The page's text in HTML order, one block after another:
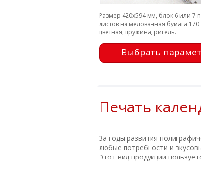
Размер 420х594 мм, блок 6 или 7
листов на мелованная бумага 170
цветная, пружина, ригель.
Выбрать
Печать
За годы развития
любые потребности и
Этот вид продукции